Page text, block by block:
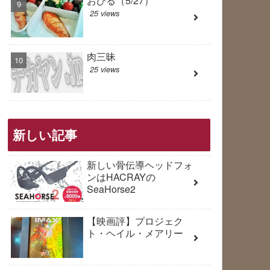
25 views
肉三昧
25 views
新しい記事
新しい骨伝導ヘッドフォ
ンはHACRAYの
SeaHorse2
【映画評】プロジェク
ト・ヘイル・メアリー